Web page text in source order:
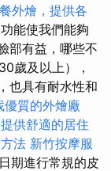
外燴，提供各
能使我們能夠
部有益，哪些不
歲及以上），
也具有耐水性和
優質的外燴廠
供舒適的居住
法 新竹按摩服
期進行常規的皮